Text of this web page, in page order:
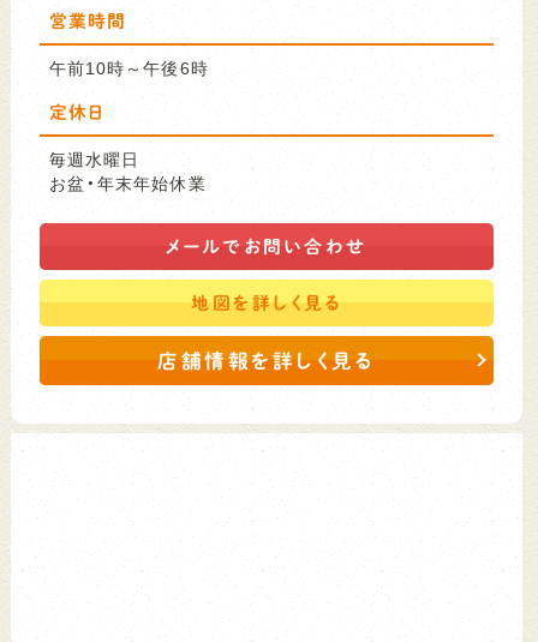
営業時間
午前10時～午後6時
定休日
毎週水曜日
お盆・年末年始休業
メールで お問い合わせ
地図を詳しく見る
店舗情報を詳しく見る